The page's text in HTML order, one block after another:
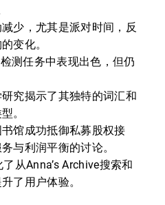
少，尤其是派对时间，反
变化。
测任务中表现出色，但仍
究揭示了其独特的词汇和
。
馆成功抵御私募股权接
与利润平衡的讨论。
从Anna’s Archive搜索和
了用户体验。